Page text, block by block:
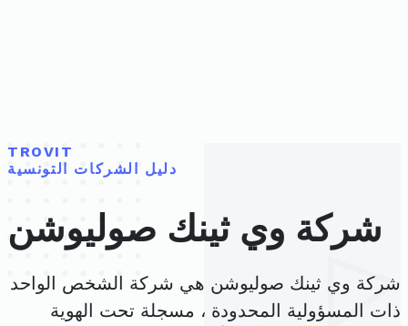
TROVIT
دليل الشركات التونسية
شركة وي ثينك صوليوشن
شركة وي ثينك صوليوشن هي شركة الشخص الواحد
ذات المسؤولية المحدودة ، مسجلة تحت الهوية